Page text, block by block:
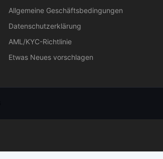
Allgemeine Geschäftsbedingungen
Datenschutzerklärung
AML/KYC-Richtlinie
Etwas Neues vorschlagen